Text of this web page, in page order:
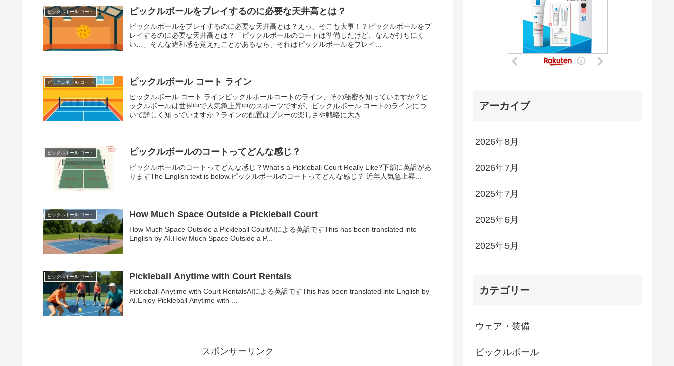
ピックルボール コート ピックルボールをプレイするのに必要な天井高とは？
ピックルボールをプレイするのに必要な天井高とは？えっ、そこも大事！？ピックルボールをプ
レイするのに必要な天井高とは？「ピックルボールのコートは準備したけど、なんか打ちにく
い…」そんな違和感を覚えたことがあるなら、それはピックルボールをプレイ...
ピックルボール コート ピックルボール コート ライン
ピックルボール コート ラインピックルボールコートのライン、その秘密を知っていますか？ピ
ックルボールは世界中で人気急上昇中のスポーツですが、ピックルボール コートのラインにつ
いて詳しく知っていますか？ラインの配置はプレーの楽しさや戦略に大き...
ピックルボール コート ピックルボールのコートってどんな感じ？
ピックルボールのコートってどんな感じ？What’s a Pickleball Court Really Like?下部に英訳があ
りますThe English text is below.ピックルボールのコートってどんな感じ？ 近年人気急上昇...
ピックルボール コート How Much Space Outside a Pickleball Court
How Much Space Outside a Pickleball CourtAIによる英訳ですThis has been translated into
English by AI.How Much Space Outside a P...
ピックルボール コート Pickleball Anytime with Court Rentals
Pickleball Anytime with Court RentalsAIによる英訳ですThis has been translated into English by
AI.Enjoy Pickleball Anytime with ...
スポンサーリンク
アーカイブ
2026年8月
2026年7月
2025年7月
2025年6月
2025年5月
カテゴリー
ウェア・装備
ピックルボール